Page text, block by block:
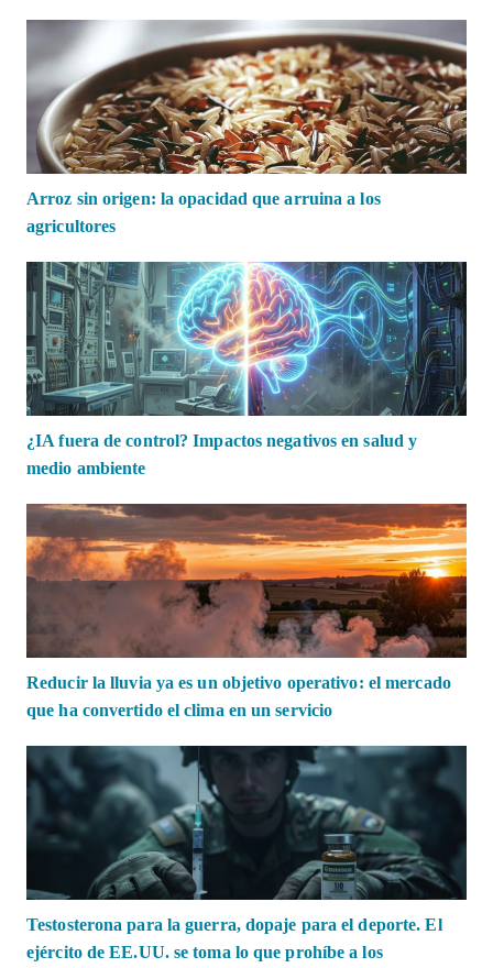
Arroz sin origen: la opacidad que arruina a los
agricultores
¿IA fuera de control? Impactos negativos en salud y
medio ambiente
Reducir la lluvia ya es un objetivo operativo: el mercado
que ha convertido el clima en un servicio
Testosterona para la guerra, dopaje para el deporte. El
ejército de EE.UU. se toma lo que prohíbe a los